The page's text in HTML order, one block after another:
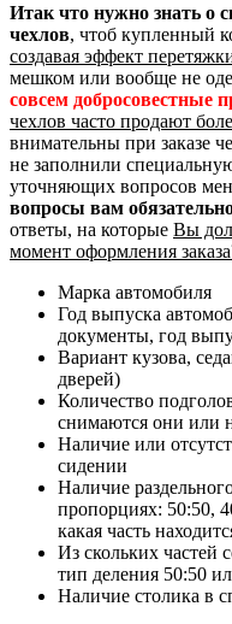
Итак что нужно знать о
чехлов, чтоб купленный
создавая эффект
мешком или вообще не
совсем добросовестные
чехлов часто продают
внимательны при заказе
не заполнили
уточняющих вопросов
вопросы вам
ответы, на которые Вы
момент оформления
Марка автомобиля
Год выпуска
документы, год
Вариант кузова,
дверей)
Количество
снимаются они или
Наличие или
сидении
Наличие
пропорциях: 50:50,
какая часть
Из скольких частей
тип деления 50:50
Наличие столика в